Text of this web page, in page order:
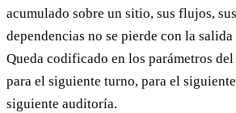
acumulado sobre un sitio, sus flujos,
dependencias no se pierde con la
Queda codificado en los parámetros
para el siguiente turno, para el
siguiente auditoría.